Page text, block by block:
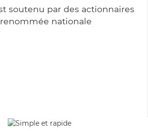
soutenu par des actionnaires
nationale